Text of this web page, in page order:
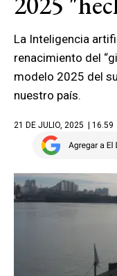
La Inteligencia
renacimiento del
modelo 2025 del
nuestro país.
21 DE JULIO, 2025 | 16.59